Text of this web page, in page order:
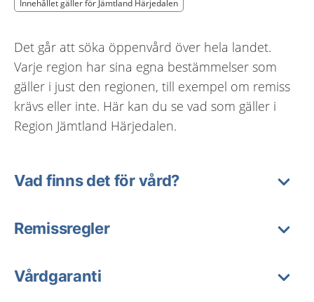
Innehållet gäller för Jämtland Härjedalen
Innehållet gäller för Jämtland Härjedalen
Det går att söka öppenvård över hela landet.
Varje region har sina egna bestämmelser som
gäller i just den regionen, till exempel om remiss
krävs eller inte. Här kan du se vad som gäller i
Region Jämtland Härjedalen.
Vad finns det för vård?
Remissregler
Vårdgaranti